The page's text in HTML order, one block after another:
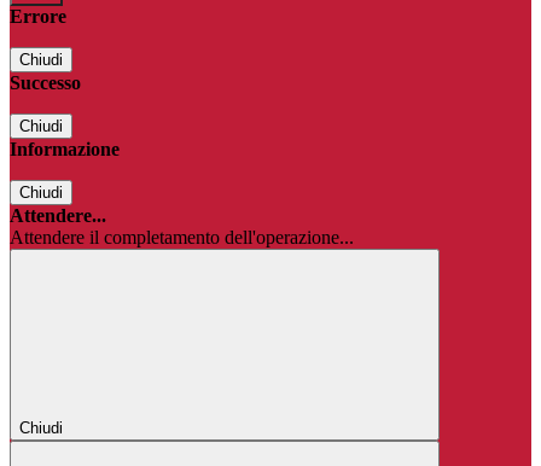
Errore
Chiudi
Successo
Chiudi
Informazione
Chiudi
Attendere...
Attendere il completamento dell'operazione...
Chiudi